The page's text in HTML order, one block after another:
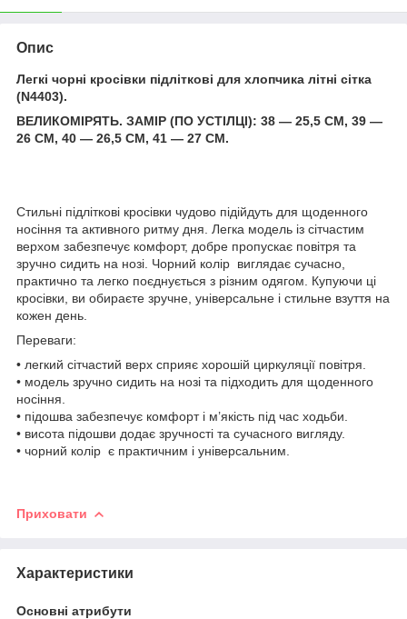
Опис
Легкі чорні кросівки підліткові для хлопчика літні сітка
(N4403).
ВЕЛИКОМІРЯТЬ. ЗАМІР (ПО УСТІЛЦІ): 38 — 25,5 СМ, 39 —
26 СМ, 40 — 26,5 СМ, 41 — 27 СМ.
Стильні підліткові кросівки чудово підійдуть для щоденного
носіння та активного ритму дня. Легка модель із сітчастим
верхом забезпечує комфорт, добре пропускає повітря та
зручно сидить на нозі. Чорний колір виглядає сучасно,
практично та легко поєднується з різним одягом. Купуючи ці
кросівки, ви обираєте зручне, універсальне і стильне взуття на
кожен день.
Переваги:
• легкий сітчастий верх сприяє хорошій циркуляції повітря.
• модель зручно сидить на нозі та підходить для щоденного
носіння.
• підошва забезпечує комфорт і м’якість під час ходьби.
• висота підошви додає зручності та сучасного вигляду.
• чорний колір є практичним і універсальним.
Приховати
Характеристики
Основні атрибути